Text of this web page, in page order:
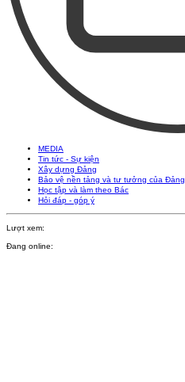
MEDIA
Tin tức - Sự kiện
Xây dựng Đảng
Bảo vệ nền tảng và tư tưởng của Đảng
Học tập và làm theo Bác
Hỏi đáp - góp ý
Lượt xem:
Đang online: